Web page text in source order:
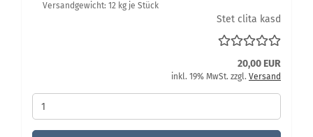
Versandgewicht: 12 kg je Stück
Stet clita kasd
20,00 EUR
inkl. 19% MwSt. zzgl. Versand